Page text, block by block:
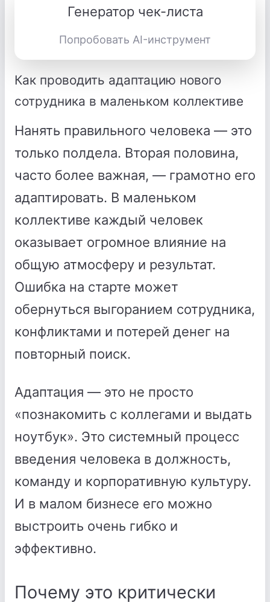
Генератор чек-листа
Попробовать AI-инструмент
Как проводить адаптацию нового
сотрудника в маленьком коллективе
Нанять правильного человека — это
только полдела. Вторая половина,
часто более важная, — грамотно его
адаптировать. В маленьком
коллективе каждый человек
оказывает огромное влияние на
общую атмосферу и результат.
Ошибка на старте может
обернуться выгоранием сотрудника,
конфликтами и потерей денег на
повторный поиск.
Адаптация — это не просто
«познакомить с коллегами и выдать
ноутбук». Это системный процесс
введения человека в должность,
команду и корпоративную культуру.
И в малом бизнесе его можно
выстроить очень гибко и
эффективно.
Почему это критически